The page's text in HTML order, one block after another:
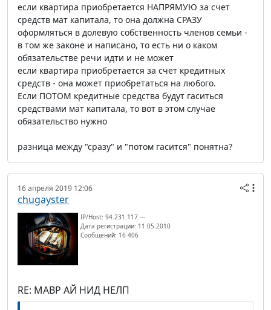
если квартира приобретается НАПРЯМУЮ за счет
средств мат капитала, то она должна СРАЗУ
оформляться в долевую собственность членов семьи -
в том же законе и написано, то есть ни о каком
обязательстве речи идти и не может
если квартира приобретается за счет кредитных
средств - она может приобретаться на любого.
Если ПОТОМ кредитные средства будут гаситься
средствами мат капитала, то вот в этом случае
обязательство нужно
разница между "сразу" и "потом гасится" понятна?
16 апреля 2019 12:06
chugayster
IP/Host: 94.231.117.---
Дата регистрации: 11.05.2010
Сообщений: 16 406
RE: МАВР АЙ НИД НЕЛП